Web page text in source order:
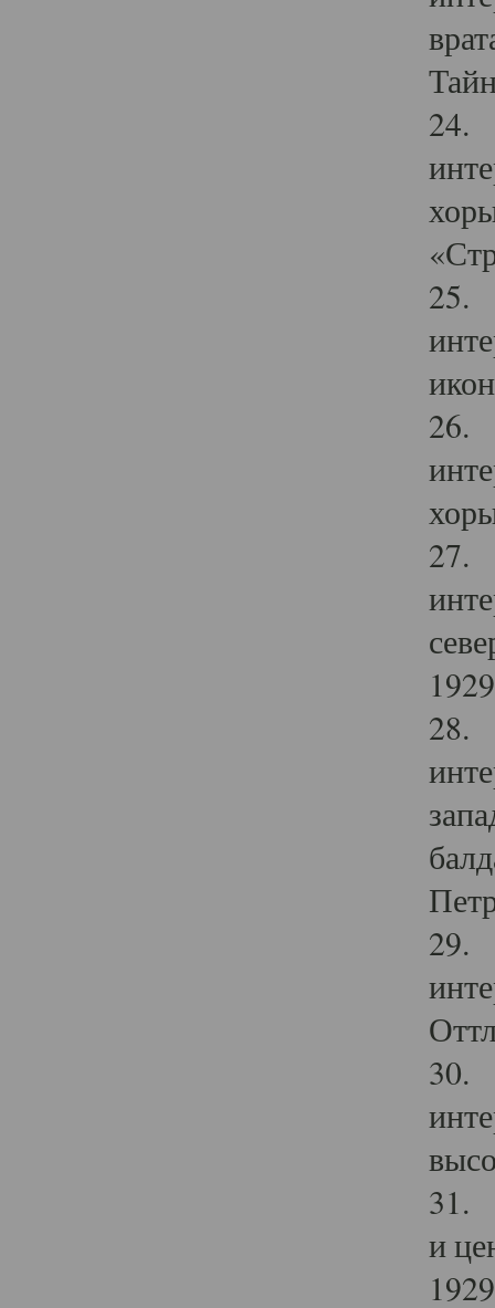
24.
25.
26.
27.
28.
29.
30.
31.
и